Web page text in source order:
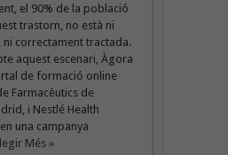
el 90% de la població
trastorn, no està ni
correctament tractada.
aquest escenari, Àgora
de formació online
Farmacèutics de
i Nestlé Health
una campanya
Més »